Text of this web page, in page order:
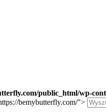
public_html/wp-
bemybutterfly.com/">